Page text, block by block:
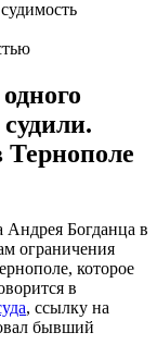
Андрея Богданца в
ограничения
которое
в
, ссылку на
бывший